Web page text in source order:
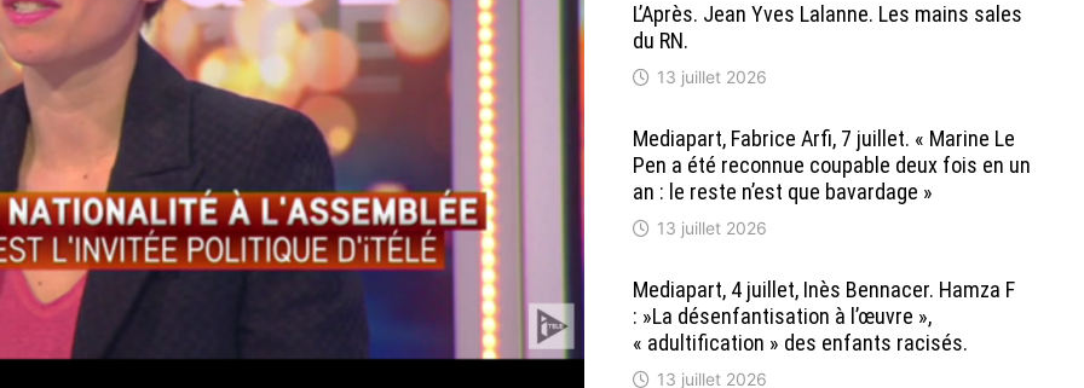
L’Après. Jean Yves Lalanne. Les mains sales
du RN.
13 juillet 2026
Mediapart, Fabrice Arfi, 7 juillet. « Marine Le
Pen a été reconnue coupable deux fois en un
an : le reste n’est que bavardage »
13 juillet 2026
Mediapart, 4 juillet, Inès Bennacer. Hamza F
: »La désenfantisation à l’œuvre »,
« adultification » des enfants racisés.
13 juillet 2026